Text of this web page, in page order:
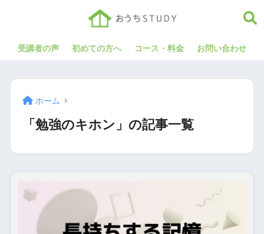
受講者の声 初めての方へ コース・料金 お問い合わせ
ホーム
「勉強のキホン」の記事一覧